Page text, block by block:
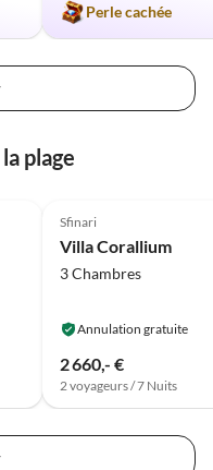
Perle cachée
plage
Sfinari
Villa Corallium
3 Chambres
Annulation gratuite
2 660,- €
2 voyageurs / 7 Nuits